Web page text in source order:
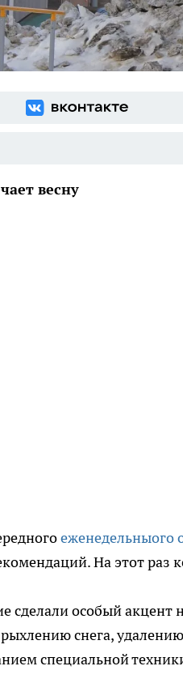
весну
еженедельныого
На этот
сделали особый акцент
снега, удалению
специальной